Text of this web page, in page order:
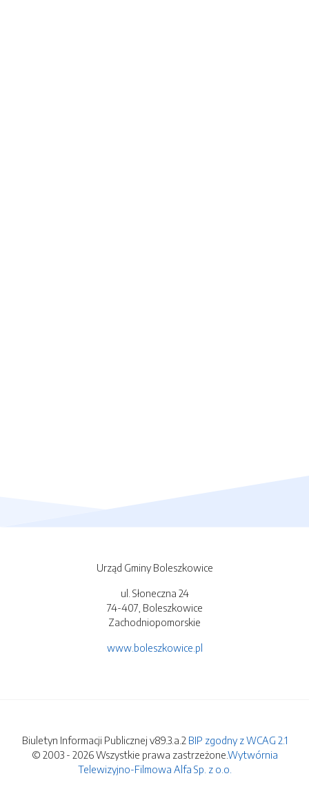
Urząd Gminy Boleszkowice
ul. Słoneczna 24
74-407, Boleszkowice
Zachodniopomorskie
www.boleszkowice.pl
Biuletyn Informacji Publicznej v89.3.a.2 BIP zgodny z WCAG 2.1
© 2003 - 2026 Wszystkie prawa zastrzeżone.Wytwórnia
Telewizyjno-Filmowa Alfa Sp. z o.o.